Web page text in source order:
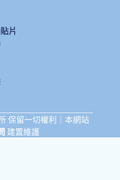
片
保留一切權利｜本網站
建置維護